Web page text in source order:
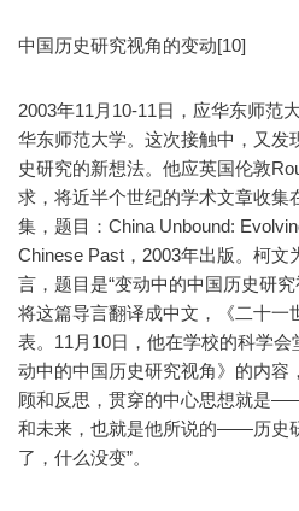
中国历史研究视角的变动[10]
2003年11月10-11日，应华东师范
华东师范大学。这次接触中，又发
史研究的新想法。他应英国伦敦
求，将近半个世纪的学术文章收集
集，题目：China Unbound:
Chinese Past，2003年出版。柯文
言，题目是“变动中的中国历史研
将这篇导言翻译成中文，《二十一
表。11月10日，他在学校的科学
动中的中国历史研究视角》的内容
顾和反思，贯穿的中心思想就是
和未来，也就是他所说的——历史
了，什么没变”。